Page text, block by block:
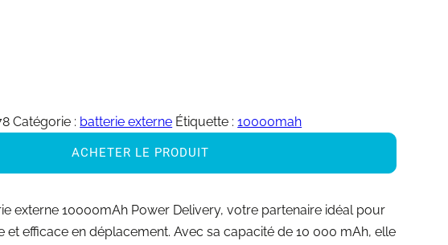
Catégorie : batterie externe Étiquette :10000mah
ACHETER LE PRODUIT
externe 10000mAh Power Delivery, votre partenaire idéal pour
et efficace en déplacement. Avec sa capacité de 10 000 mAh, elle